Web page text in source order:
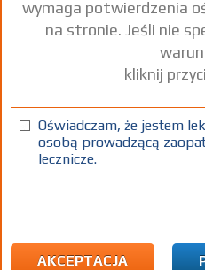
®
Doxycycline hyclate
żel 140 mg/g
100%
wymaga potwierdzenia
na stronie. Jeśli nie
kliknij
Oświadczam, że jestem
osobą prowadzącą
lecznicze.
AKCEPTACJA